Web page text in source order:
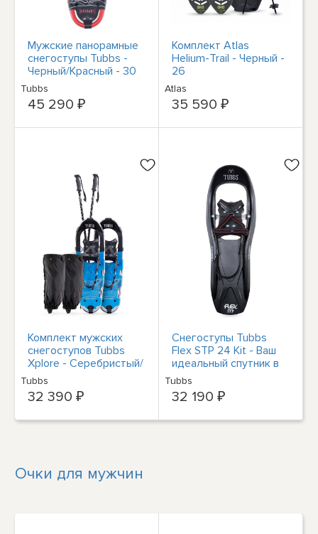
Мужские панорамные
снегоступы Tubbs -
Черный/Красный - 30
Tubbs
45 290 ₽
Комплект Atlas
Helium-Trail - Черный -
26
Atlas
35 590 ₽
Комплект мужских
снегоступов Tubbs
Xplore - Серебристый/
Синий - 30
Tubbs
32 390 ₽
Снегоступы Tubbs
Flex STP 24 Kit - Ваш
идеальный спутник в
зимних приключениях
Tubbs
32 190 ₽
Очки для мужчин